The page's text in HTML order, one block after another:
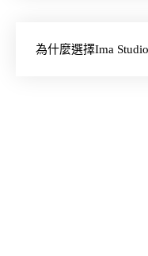
為什麼選擇Ima